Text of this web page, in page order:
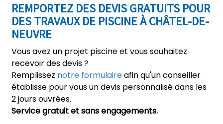
REMPORTEZ DES DEVIS GRATUITS POUR
DES TRAVAUX DE PISCINE À CHÂTEL-DE-
NEUVRE
Vous avez un projet piscine et vous souhaitez
recevoir des devis ?
Remplissez notre formulaireafin qu'un conseiller
établisse pour vous un devis personnalisé dans les
2 jours ouvrées.
Service gratuit et sans engagements.